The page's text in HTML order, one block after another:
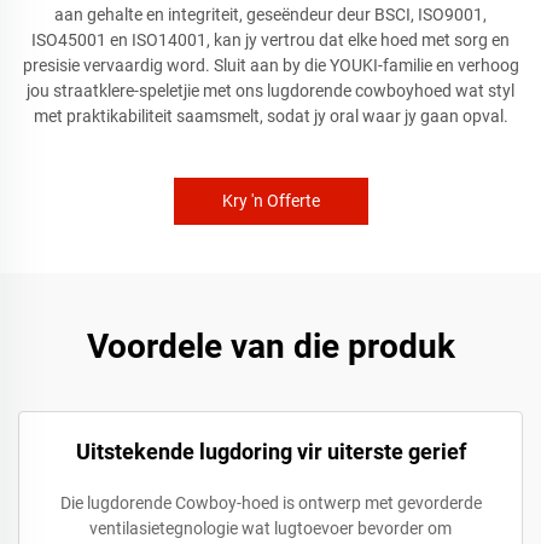
aan gehalte en integriteit, geseëndeur deur BSCI, ISO9001,
ISO45001 en ISO14001, kan jy vertrou dat elke hoed met sorg en
presisie vervaardig word. Sluit aan by die YOUKI-familie en verhoog
jou straatklere-speletjie met ons lugdorende cowboyhoed wat styl
met praktikabiliteit saamsmelt, sodat jy oral waar jy gaan opval.
Kry 'n Offerte
Voordele van die produk
Uitstekende lugdoring vir uiterste gerief
Die lugdorende Cowboy-hoed is ontwerp met gevorderde
ventilasietegnologie wat lugtoevoer bevorder om